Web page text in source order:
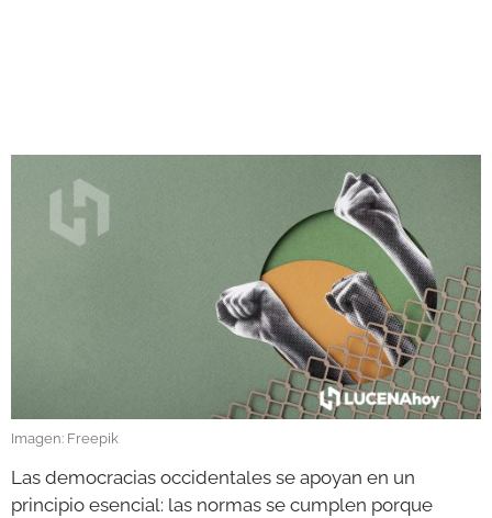
SALUD
Imagen: Freepik
Las democracias occidentales se apoyan en un
principio esencial: las normas se cumplen porque